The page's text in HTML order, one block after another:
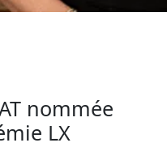
nommée
LX